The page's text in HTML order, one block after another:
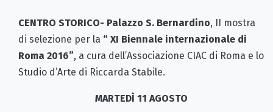
CENTRO STORICO- Palazzo S. Bernardino, II mostra
di selezione per la “ XI Biennale internazionale di
Roma 2016”, a cura dell’Associazione CIAC di Roma e lo
Studio d’Arte di Riccarda Stabile.
MARTEDÌ 11 AGOSTO